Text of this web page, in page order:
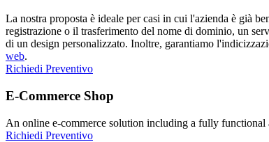
La nostra proposta è ideale per casi in cui l'azienda è già
registrazione o il trasferimento del nome di dominio, un
di un design personalizzato. Inoltre, garantiamo
web.
Richiedi Preventivo
E-Commerce Shop
An online e-commerce solution including a fully functional
Richiedi Preventivo